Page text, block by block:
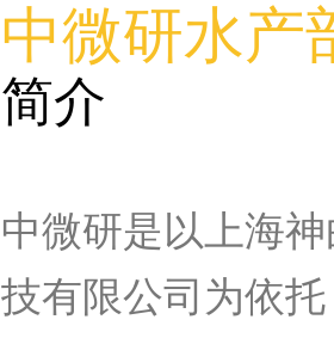
中微研水产
简介
中微研是以上海
技有限公司为依